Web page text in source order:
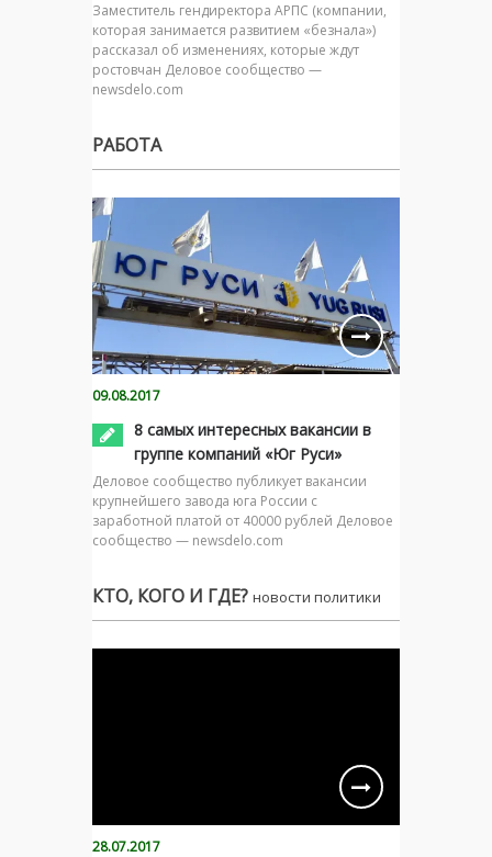
Заместитель гендиректора АРПС (компании,
которая занимается развитием «безнала»)
рассказал об изменениях, которые ждут
ростовчан Деловое сообщество —
newsdelo.com
РАБОТА
09.08.2017
8 самых интересных вакансии в
группе компаний «Юг Руси»
Деловое сообщество публикует вакансии
крупнейшего завода юга России с
заработной платой от 40000 рублей Деловое
сообщество — newsdelo.com
КТО, КОГО И ГДЕ? новости политики
28.07.2017